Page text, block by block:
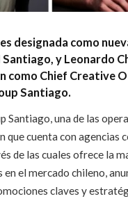
designada como
Santiago, y Leonardo
como Chief Creative
Santiago.
Santiago, una de las
que cuenta con agencias
de las cuales ofrece la
el mercado chileno,
claves y